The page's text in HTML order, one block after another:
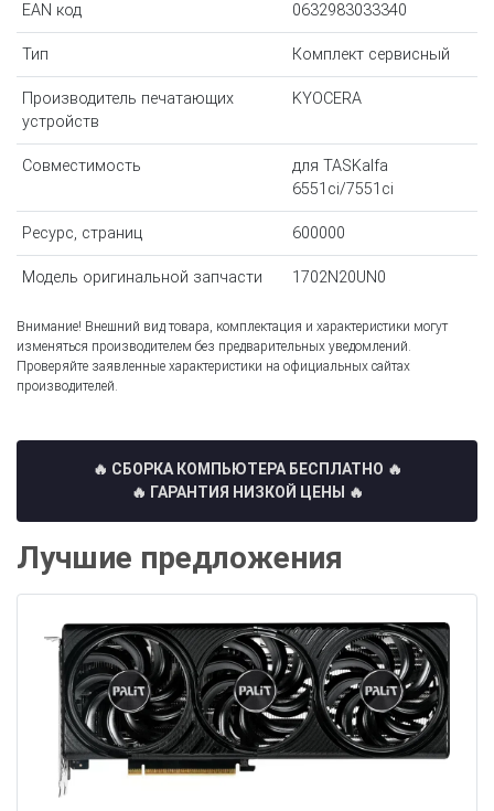
EAN код 0632983033340
Тип Комплект сервисный
Производитель печатающих
устройств
KYOCERA
Совместимость
для TASKalfa
6551ci/7551ci
Ресурс, страниц 600000
Модель оригинальной запчасти 1702N20UN0
Внимание! Внешний вид товара, комплектация и характеристики могут
изменяться производителем без предварительных уведомлений.
Проверяйте заявленные характеристики на официальных сайтах
производителей.
🔥 СБОРКА КОМПЬЮТЕРА БЕСПЛАТНО 🔥
🔥 ГАРАНТИЯ НИЗКОЙ ЦЕНЫ 🔥
Лучшие предложения